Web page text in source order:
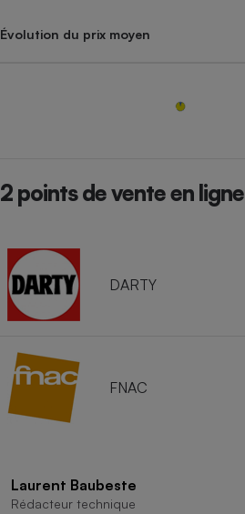
Évolution du prix moyen
2 points de vente en ligne
DARTY
FNAC
Laurent Baubeste
Rédacteur technique